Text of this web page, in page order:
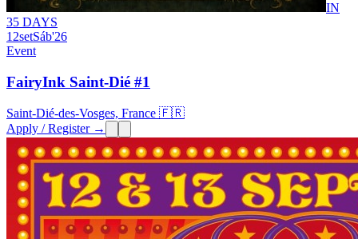
IN
35 DAYS
12setSáb'26
Event
FairyInk Saint-Dié #1
Saint-Dié-des-Vosges, France 🇫🇷
Apply / Register →